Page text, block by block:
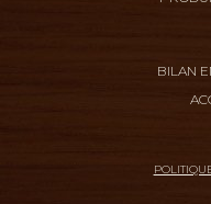
BILAN